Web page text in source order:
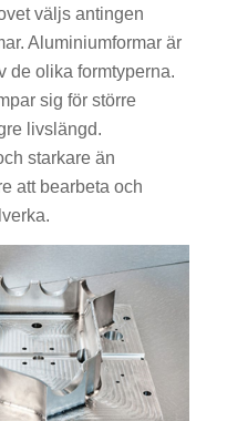
väljs antingen
Aluminiumformar är
de olika formtyperna.
sig för större
livslängd.
starkare än
att bearbeta och